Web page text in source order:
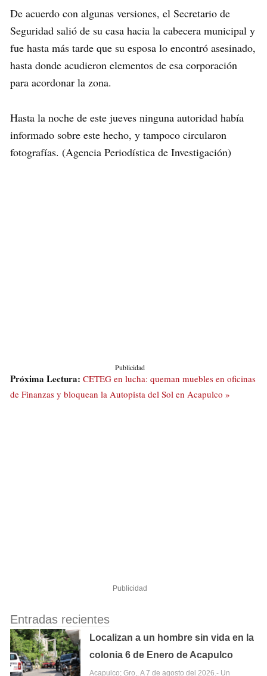
De acuerdo con algunas versiones, el Secretario de
Seguridad salió de su casa hacia la cabecera municipal y
fue hasta más tarde que su esposa lo encontró asesinado,
hasta donde acudieron elementos de esa corporación
para acordonar la zona.
Hasta la noche de este jueves ninguna autoridad había
informado sobre este hecho, y tampoco circularon
fotografías. (Agencia Periodística de Investigación)
Publicidad
Próxima Lectura: CETEG en lucha: queman muebles en oficinas
de Finanzas y bloquean la Autopista del Sol en Acapulco »
Publicidad
Entradas recientes
Localizan a un hombre sin vida en la
colonia 6 de Enero de Acapulco
Acapulco; Gro,. A 7 de agosto del 2026.- Un